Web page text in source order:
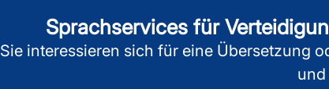
Sprachservices für
Sie interessieren sich für eine Übersetzung
und